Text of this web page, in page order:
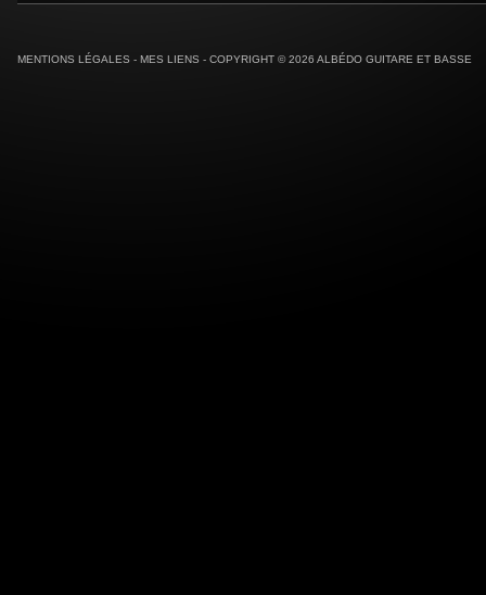
MENTIONS LÉGALES - MES LIENS - COPYRIGHT © 2026 ALBÉDO GUITARE ET BASSE